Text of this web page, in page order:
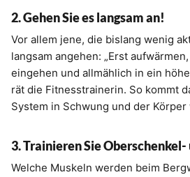
2. Gehen Sie es langsam an!
Vor allem jene, die bislang wenig
langsam angehen: „Erst
eingehen und allmählich in ein
rät die Fitnesstrainerin. So kommt
System in Schwung und der Körper
3. Trainieren Sie
Welche Muskeln werden beim